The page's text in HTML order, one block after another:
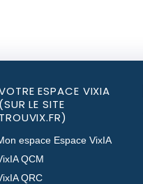
ESPACE VIXIA
(SUR LE SITE
TROUVIX.FR)
espace Espace VixIA
QCM
QRC